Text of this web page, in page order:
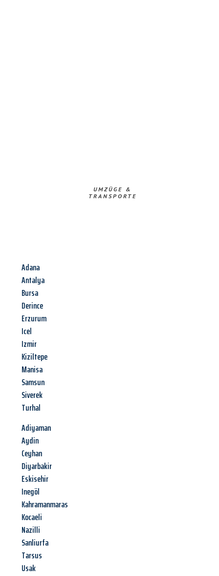
UMZÜGE &
TRANSPORTE
Adana
Antalya
Bursa
Derince
Erzurum
Icel
Izmir
Kiziltepe
Manisa
Samsun
Siverek
Turhal
Adiyaman
Aydin
Ceyhan
Diyarbakir
Eskisehir
Inegöl
Kahramanmaras
Kocaeli
Nazilli
Sanliurfa
Tarsus
Usak